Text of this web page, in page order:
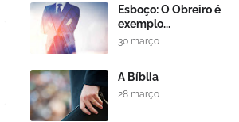
Esboço: O Obreiro é
exemplo...
30 março
A Bíblia
28 março